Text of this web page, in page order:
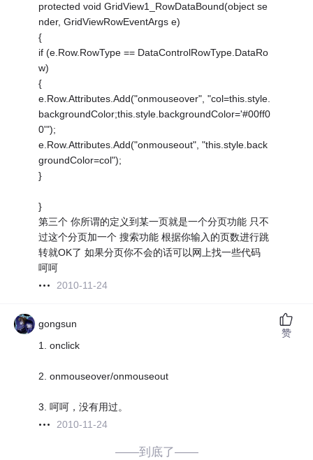
protected void GridView1_RowDataBound(object se
nder, GridViewRowEventArgs e)
{
if (e.Row.RowType == DataControlRowType.DataRo
w)
{
e.Row.Attributes.Add("onmouseover", "col=this.style.
backgroundColor;this.style.backgroundColor='#00ff0
0'");
e.Row.Attributes.Add("onmouseout", "this.style.back
groundColor=col");
}
}
第三个 你所谓的定义到某一页就是一个分页功能 只不
过这个分页加一个 搜索功能 根据你输入的页数进行跳
转就OK了 如果分页你不会的话可以网上找一些代码
呵呵
2010-11-24
gongsun
1. onclick
2. onmouseover/onmouseout
3. 呵呵，没有用过。
2010-11-24
赞
——到底了——